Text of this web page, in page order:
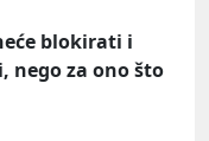
blokirati i
nego za ono što